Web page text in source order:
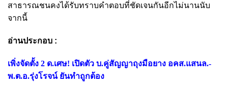
สาธารณชนคงได้รับทราบคำตอบที่ชัดเจนกันอีกไม่นานนับ
จากนี้
อ่านประกอบ :
เพิ่งจัดตั้ง 2 ด.เศษ! เปิดตัว บ.คู่สัญญาถุงมือยาง อคส.แสนล.-
พ.ต.อ.รุ่งโรจน์ ยันทำถูกต้อง